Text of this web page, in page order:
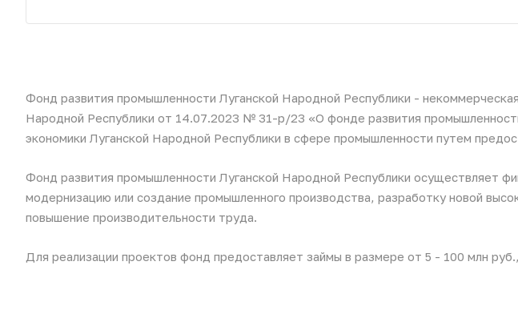
Фонд развития промышленности Луганской Народной Республики -
Народной Республики от 14.07.2023 № 31-р/23 «О фонде развития
экономики Луганской Народной Республики в сфере промышленности путем
Фонд развития промышленности Луганской Народной Республики осуществляет
модернизацию или создание промышленного производства, разработку новой
повышение производительности труда.
Для реализации проектов фонд предоставляет займы в размере от 5 - 100 млн